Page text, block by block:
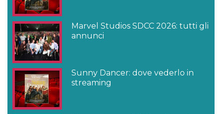
Marvel Studios SDCC 2026: tutti gli
annunci
Sunny Dancer: dove vederlo in
streaming